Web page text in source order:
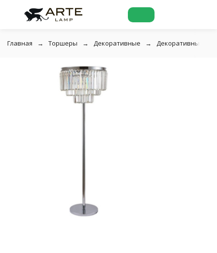
Главная Торшеры Декоративные Декоративный